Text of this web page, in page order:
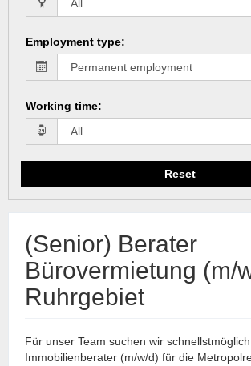
Employment type:
Working time:
Reset
(Senior) Berater
Bürovermietung (m/
Ruhrgebiet
Für unser Team suchen wir
Immobilienberater (m/w/d) für die